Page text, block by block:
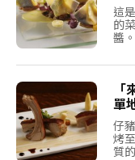
這
的
醬
單
仔
烤
質